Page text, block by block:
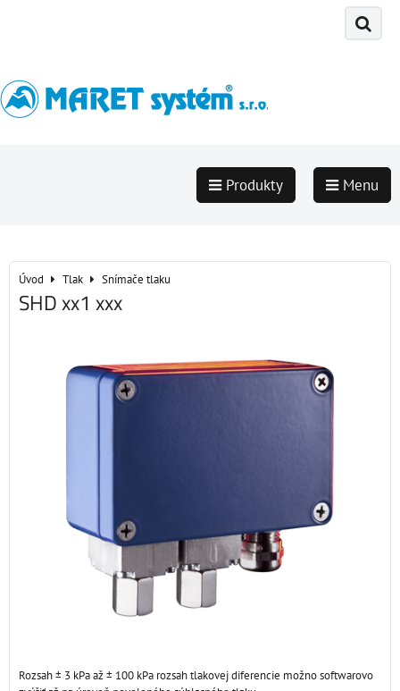
Produkty Menu
Úvod Tlak Snímače tlaku
SHD xx1 xxx
Rozsah ± 3 kPa až ± 100 kPa rozsah tlakovej diferencie možno softwarovo